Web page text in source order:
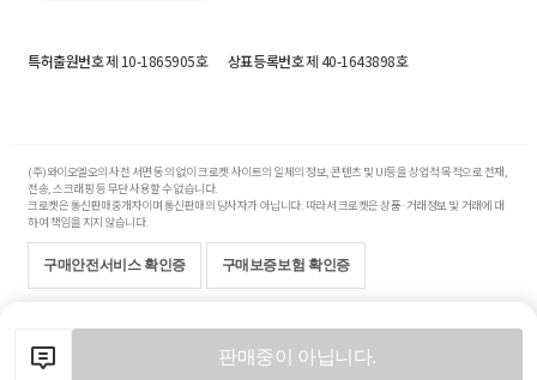
판매중이 아닙니다.
특허출원번호제 10-1865905호 상표등록번호제 40-1643898호
(주)와이오엘오의 사전 서면 동의 없이 크로켓 사이트의 일체의 정보, 콘텐츠 및 UI등을 상업적 목적으로 전재,
전송, 스크래핑 등 무단 사용할 수 없습니다.
크로켓은 통신판매중개자이며 통신판매의 당사자가 아닙니다. 따라서 크로켓은 상품·거래정보 및 거래에 대
하여 책임을 지지 않습니다.
구매안전서비스 확인증 구매보증보험 확인증